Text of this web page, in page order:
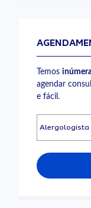
Temos
agendar
e fácil.